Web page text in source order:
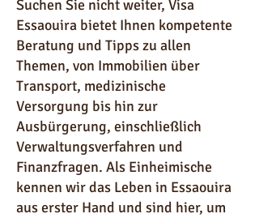
Suchen Sie nicht weiter, Visa
Essaouira bietet Ihnen kompetente
Beratung und Tipps zu allen
Themen, von Immobilien über
Transport, medizinische
Versorgung bis hin zur
Ausbürgerung, einschließlich
Verwaltungsverfahren und
Finanzfragen. Als Einheimische
kennen wir das Leben in Essaouira
aus erster Hand und sind hier, um